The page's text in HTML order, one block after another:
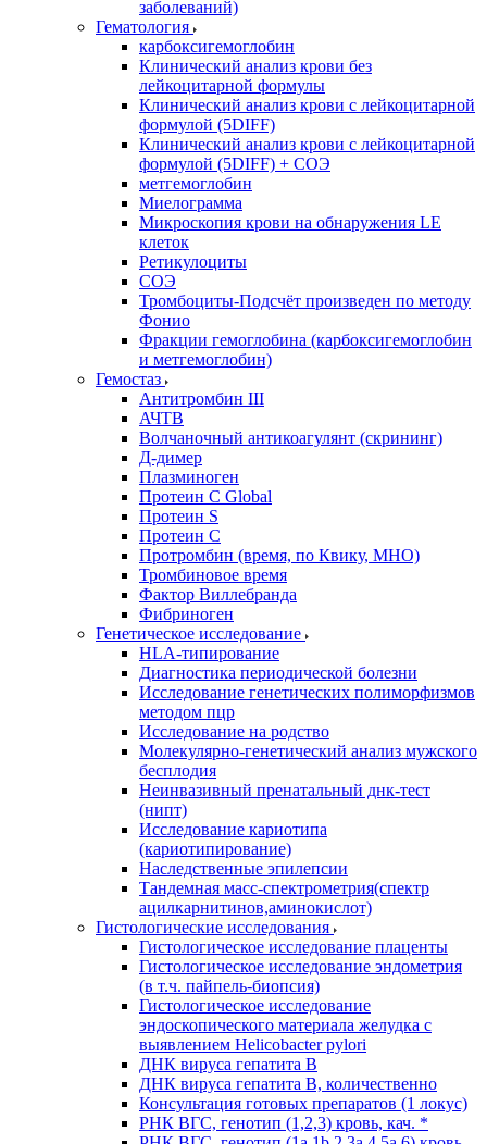
заболеваний)
Гематология
карбоксигемоглобин
Клинический анализ крови без
лейкоцитарной формулы
Клинический анализ крови с лейкоцитарной
формулой (5DIFF)
Клинический анализ крови с лейкоцитарной
формулой (5DIFF) + СОЭ
метгемоглобин
Миелограмма
Микроскопия крови на обнаружения LE
клеток
Ретикулоциты
СОЭ
Тромбоциты-Подсчёт произведен по методу
Фонио
Фракции гемоглобина (карбоксигемоглобин
и метгемоглобин)
Гемостаз
Антитромбин III
АЧТВ
Волчаночный антикоагулянт (скрининг)
Д-димер
Плазминоген
Протеин C Global
Протеин S
Протеин С
Протромбин (время, по Квику, МНО)
Тромбиновое время
Фактор Виллебранда
Фибриноген
Генетическое исследование
HLA-типирование
Диагностика периодической болезни
Исследование генетических полиморфизмов
методом пцр
Исследование на родство
Молекулярно-генетический анализ мужского
бесплодия
Неинвазивный пренатальный днк-тест
(нипт)
Исследование кариотипа
(кариотипирование)
Наследственные эпилепсии
Тандемная масс-спектрометрия(спектр
ацилкарнитинов,аминокислот)
Гистологические исследования
Гистологическое исследование плаценты
Гистологическое исследование эндометрия
(в т.ч. пайпель-биопсия)
Гистологическое исследование
эндоскопического материала желудка с
выявлением Helicobacter pylori
ДНК вируса гепатита B
ДНК вируса гепатита B, количественно
Консультация готовых препаратов (1 локус)
РНК ВГC, генотип (1,2,3) кровь, кач. *